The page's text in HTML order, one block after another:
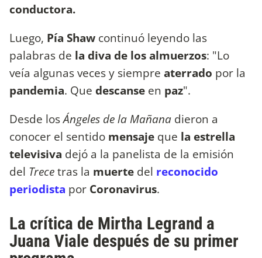
conductora.
Luego, Pía Shaw continuó leyendo las
palabras de la diva de los almuerzos: "Lo
veía algunas veces y siempre aterrado por la
pandemia. Que descanse en paz".
Desde losÁngeles de la Mañana dieron a
conocer el sentido mensaje que la estrella
televisiva dejó a la panelista de la emisión
del Trecetras la muerte del reconocido
periodista por Coronavirus.
La crítica de Mirtha Legrand a
Juana Viale después de su primer